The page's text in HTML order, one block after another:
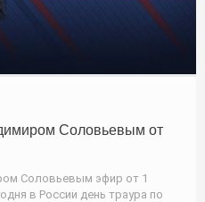
Соловьевым от
Соловьевым эфир от 1
в России день траура по